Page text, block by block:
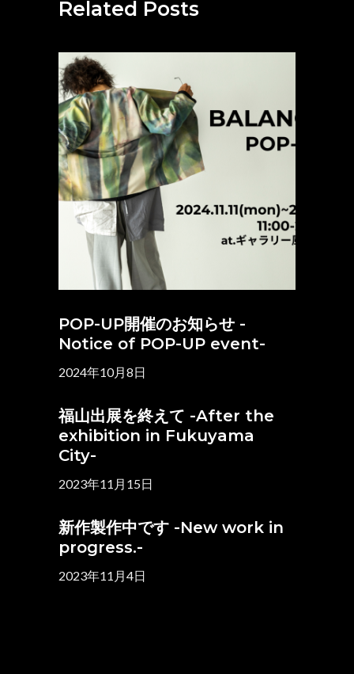
Related Posts
POP-UP開催のお知らせ -
Notice of POP-UP event-
2024年10月8日
福山出展を終えて -After the
exhibition in Fukuyama
City-
2023年11月15日
新作製作中です -New work in
progress.-
2023年11月4日